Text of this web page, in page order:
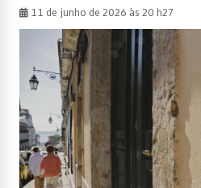
11 de junho de 2026 às 20 h27